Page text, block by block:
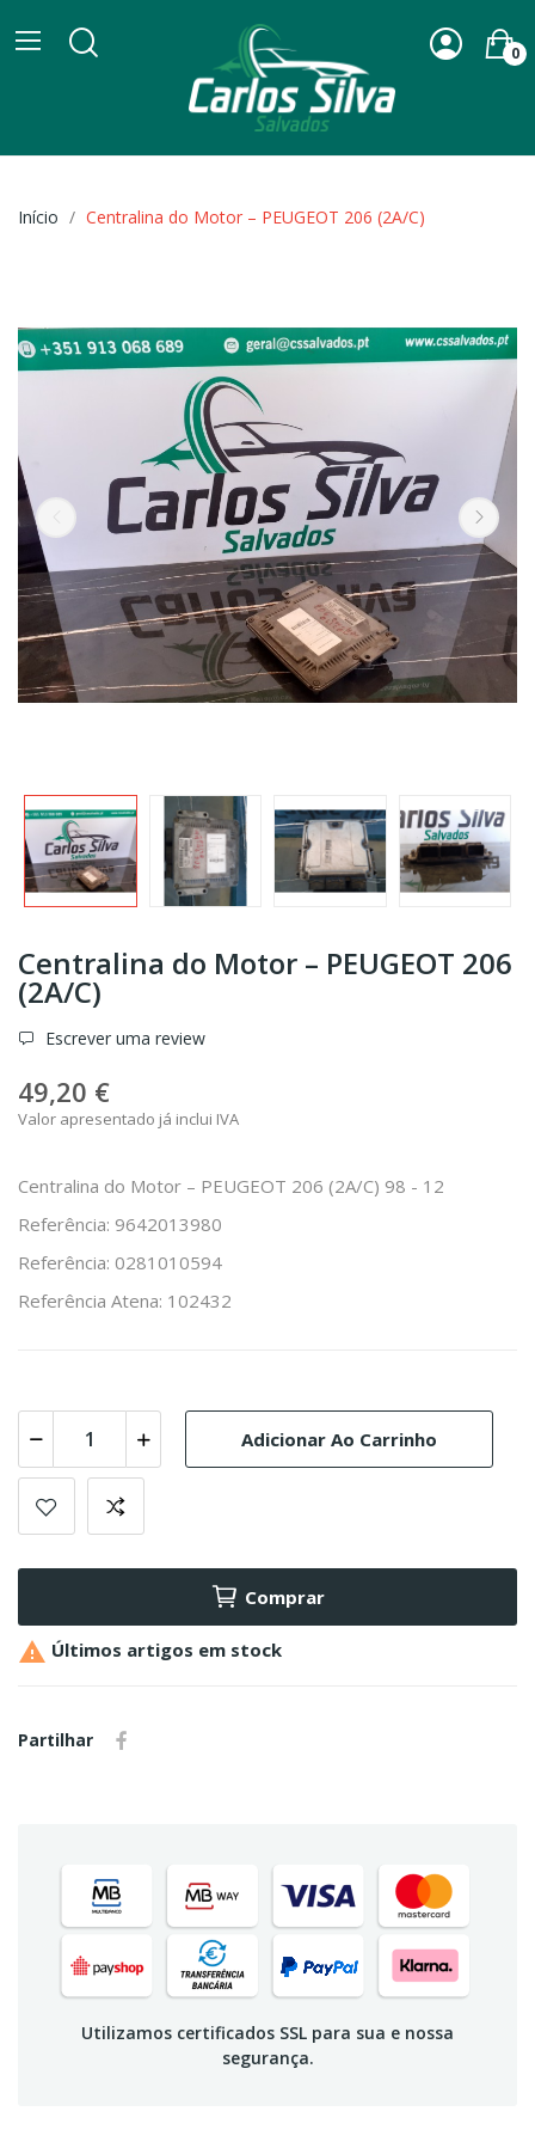
0
Início Centralina do Motor – PEUGEOT 206 (2A/C)
Centralina do Motor – PEUGEOT 206
(2A/C)
Escrever uma review
49,20 €
Valor apresentado já inclui IVA
Centralina do Motor – PEUGEOT 206 (2A/C) 98 - 12
Referência: 9642013980
Referência: 0281010594
Referência Atena: 102432
Adicionar Ao Carrinho
Comprar
 Últimos artigos em stock
Partilhar
Utilizamos certificados SSL para sua e nossa
segurança.